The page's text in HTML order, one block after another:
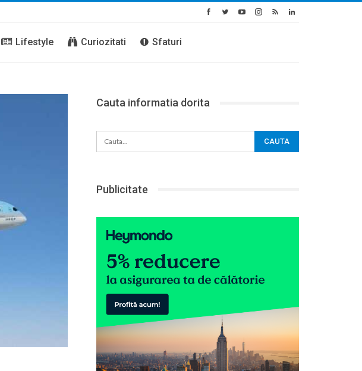
Lifestyle Curiozitati Sfaturi
Cauta informatia dorita
Publicitate